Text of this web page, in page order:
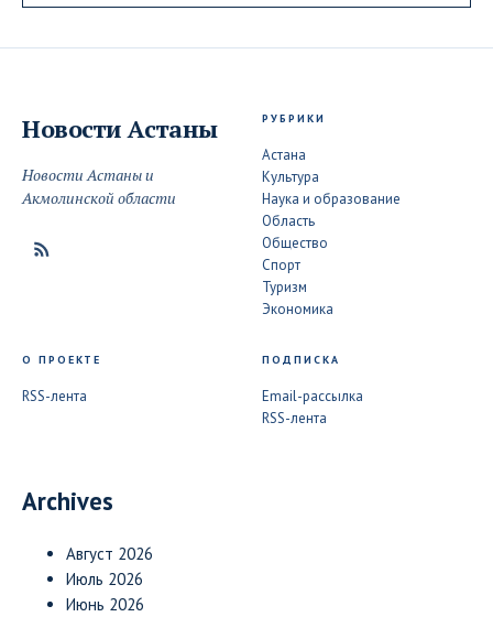
Новости Астаны
Новости Астаны и
Акмолинской области
РУБРИКИ
Астана
Культура
Наука и образование
Область
Общество
Спорт
Туризм
Экономика
О ПРОЕКТЕ
RSS-лента
ПОДПИСКА
Email-рассылка
RSS-лента
Archives
Август 2026
Июль 2026
Июнь 2026